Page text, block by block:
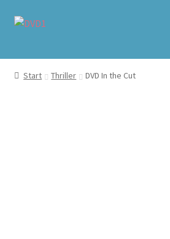
Zur
Zum
Home
Start Thriller DVD In the Cut